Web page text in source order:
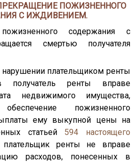
ПОЖИЗНЕННОГО
С ИЖДИВЕНИЕМ.
содержания с
смертью получателя
плательщиком ренты
получатель ренты вправе
недвижимого имущества,
пожизненного
ему выкупной цены на
статьей 594
настоящего
ренты не вправе
расходов, понесенных в